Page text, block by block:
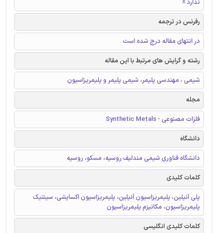
ندارد ☓
رفرنس در ترجمه
در انتهای مقاله درج شده است
رشته و گرایش های مرتبط با این مقاله
شیمی ، مهندسی پلیمر، شیمی پلیمر و پلیمریزاسیون
مجله
فلزات مصنوعی - Synthetic Metals
دانشگاه
دانشگاه فناوری شیمی مندلیف روسیه، مسکو، روسیه
کلمات کلیدی
پلی آنیلین، پلیمریزاسیون آنیلین، پلیمریزاسیون اکسایشی، سینتیک
پلیمریزاسیون، مکانیزم پلیمریزاسیون
کلمات کلیدی انگلیسی